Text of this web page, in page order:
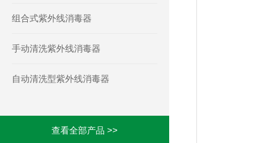
组合式紫外线消毒器
手动清洗紫外线消毒器
自动清洗型紫外线消毒器
查看全部产品 >>